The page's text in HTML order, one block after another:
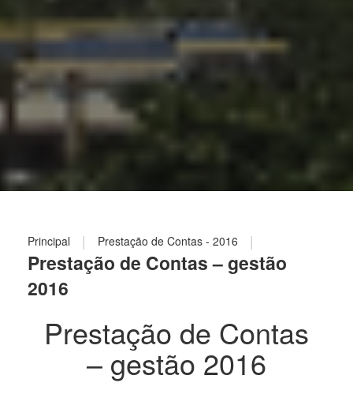
Principal | Prestação de Contas - 2016 |
Prestação de Contas – gestão
2016
Prestação de Contas
– gestão 2016